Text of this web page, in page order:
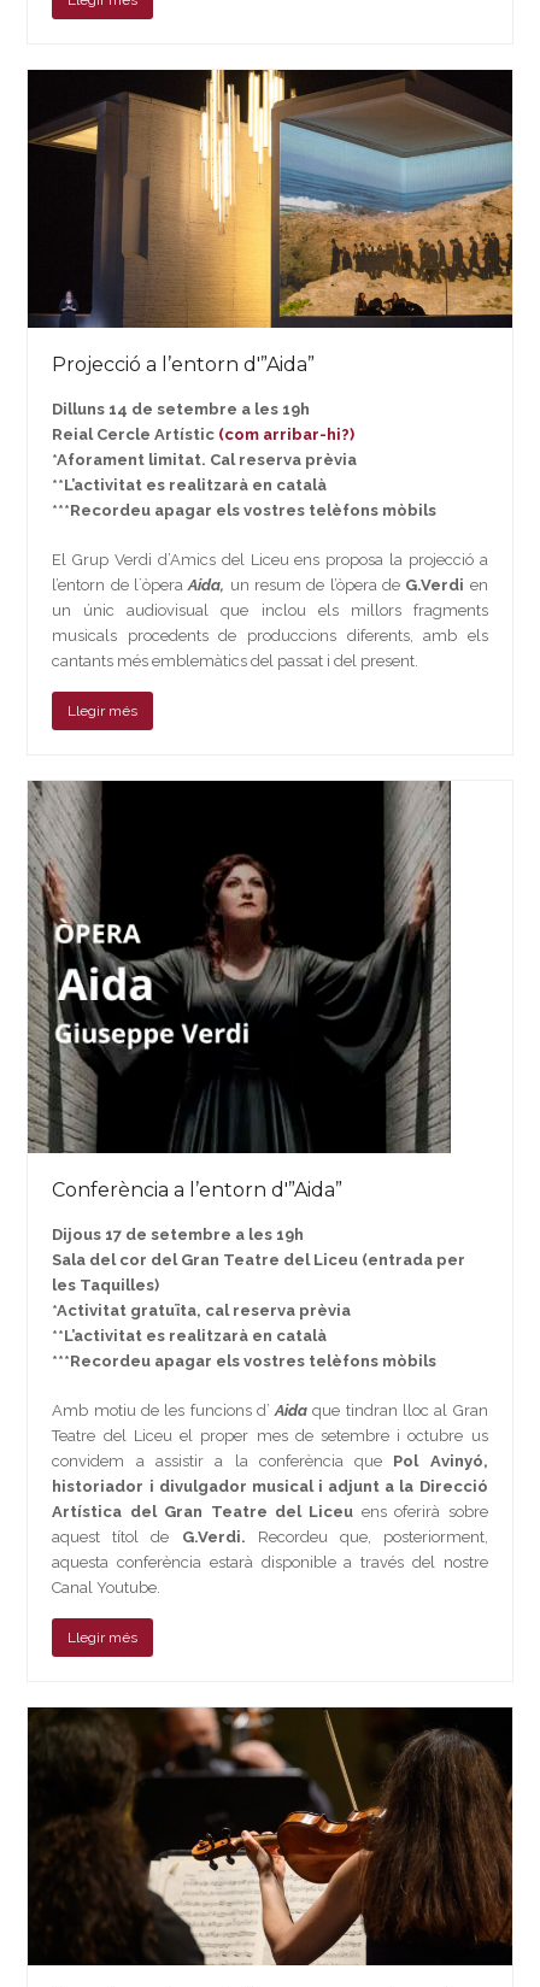
Projecció a l’entorn d'”Aida”
Dilluns 14 de setembre a les 19h
Reial Cercle Artístic (com arribar-hi?)
*Aforament limitat. Cal reserva prèvia
**L’activitat es realitzarà en català
***Recordeu apagar els vostres telèfons mòbils
El Grup Verdi d’Amics del Liceu ens proposa la projecció a
l’entorn de l`òpera Aida, un resum de l’òpera de G.Verdi en
un únic audiovisual que inclou els millors fragments
musicals procedents de produccions diferents, amb els
cantants més emblemàtics del passat i del present.
Llegir més
Conferència a l’entorn d'”Aida”
Dijous 17 de setembre a les 19h
Sala del cor del Gran Teatre del Liceu (entrada per
les Taquilles)
*Activitat gratuïta, cal reserva prèvia
**L’activitat es realitzarà en català
***Recordeu apagar els vostres telèfons mòbils
Amb motiu de les funcions d’Aidaque tindran lloc al Gran
Teatre del Liceu el proper mes de setembre i octubre us
convidem a assistir a la conferència que Pol Avinyó,
historiador i divulgador musical i adjunt a la Direcció
Artística del Gran Teatre del Liceu ens oferirà sobre
aquest títol de G.Verdi. Recordeu que, posteriorment,
aquesta conferència estarà disponible a través del nostre
Canal Youtube.
Llegir més